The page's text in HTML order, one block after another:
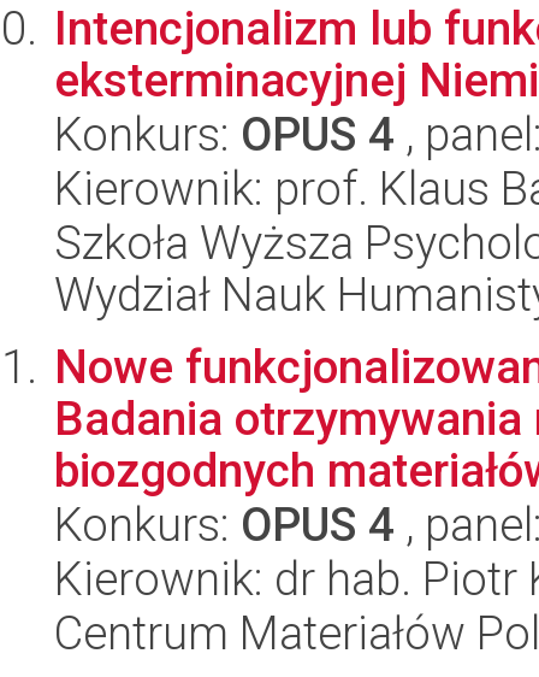
Intencjonalizm lub
eksterminacyjnej
Konkurs: OPUS 4 ,
Kierownik: prof. Klaus
Szkoła Wyższa
Wydział Nauk
Nowe
Badania
biozgodnych
Konkurs: OPUS 4 ,
Kierownik: dr hab. Piotr
Centrum Materiałów